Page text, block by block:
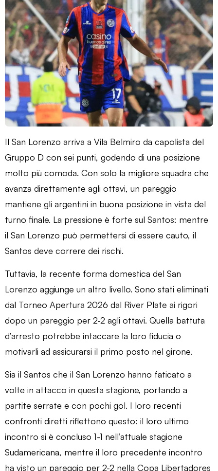
Il San Lorenzo arriva a Vila Belmiro da capolista del
Gruppo D con sei punti, godendo di una posizione
molto più comoda. Con solo la migliore squadra che
avanza direttamente agli ottavi, un pareggio
mantiene gli argentini in buona posizione in vista del
turno finale. La pressione è forte sul Santos: mentre
il San Lorenzo può permettersi di essere cauto, il
Santos deve correre dei rischi.
Tuttavia, la recente forma domestica del San
Lorenzo aggiunge un altro livello. Sono stati eliminati
dal Torneo Apertura 2026 dal River Plate ai rigori
dopo un pareggio per 2-2 agli ottavi. Quella battuta
d’arresto potrebbe intaccare la loro fiducia o
motivarli ad assicurarsi il primo posto nel girone.
Sia il Santos che il San Lorenzo hanno faticato a
volte in attacco in questa stagione, portando a
partite serrate e con pochi gol. I loro recenti
confronti diretti riflettono questo: il loro ultimo
incontro si è concluso 1-1 nell’attuale stagione
Sudamericana, mentre il loro precedente incontro
ha visto un pareggio per 2-2 nella Copa Libertadores